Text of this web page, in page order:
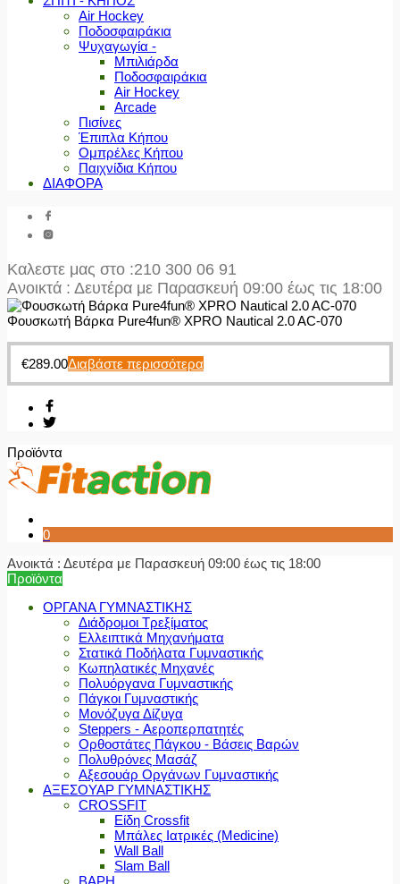
Air Hockey
Ποδοσφαιράκια
Ψυχαγωγία -
Μπιλιάρδα
Ποδοσφαιράκια
Air Hockey
Arcade
Πισίνες
Έπιπλα Κήπου
Ομπρέλες Κήπου
Παιχνίδια Κήπου
ΔΙΑΦΟΡΑ
Καλεστε μας στο :210 300 06 91
Ανοικτά : Δευτέρα με Παρασκευή 09:00 έως τις 18:00
Φουσκωτή Βάρκα Pure4fun® XPRO Nautical 2.0 AC-070
€289.00Διαβάστε περισσότερα
Προϊόντα
0
Ανοικτά : Δευτέρα με Παρασκευή 09:00 έως τις 18:00
Προϊόντα
ΟΡΓΑΝΑ ΓΥΜΝΑΣΤΙΚΗΣ
Διάδρομοι Τρεξίματος
Ελλειπτικά Μηχανήματα
Στατικά Ποδήλατα Γυμναστικής
Κωπηλατικές Μηχανές
Πολυόργανα Γυμναστικής
Πάγκοι Γυμναστικής
Μονόζυγα Δίζυγα
Steppers - Αεροπερπατητές
Ορθοστάτες Πάγκου - Βάσεις Βαρών
Πολυθρόνες Μασάζ
Αξεσουάρ Οργάνων Γυμναστικής
ΑΞΕΣΟΥΑΡ ΓΥΜΝΑΣΤΙΚΗΣ
CROSSFIT
Είδη Crossfit
Μπάλες Ιατρικές (Medicine)
Wall Ball
Slam Ball
ΒΑΡΗ